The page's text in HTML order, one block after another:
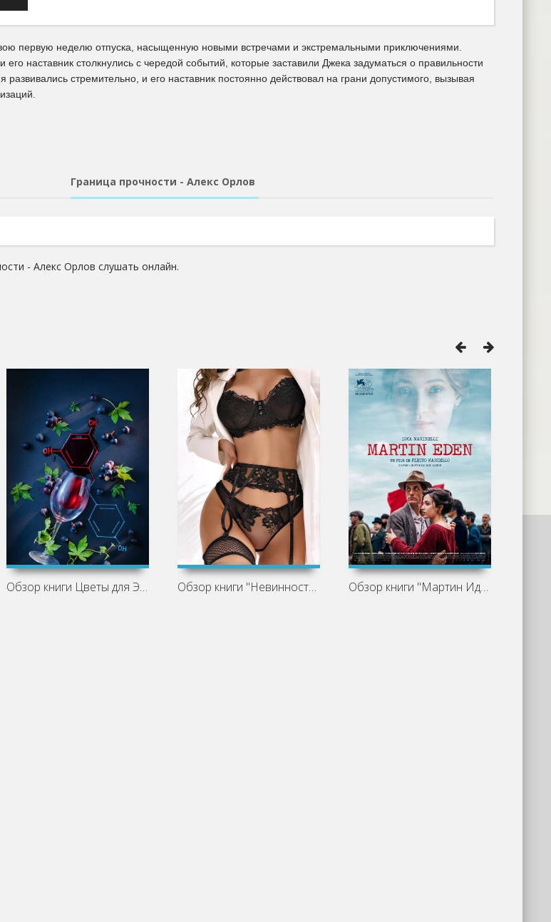
первую неделю отпуска, насыщенную новыми встречами и экстремальными приключениями.
наставник столкнулись с чередой событий, которые заставили Джека задуматься о правильности
развивались стремительно, и его наставник постоянно действовал на грани допустимого, вызывая
Граница прочности - Алекс Орлов
- Алекс Орлов слушать онлайн.
Обзор книги Цветы для Элджернона - Обзор книги "Невинность на спор", Обзор книги "Мартин Иден" Джека Лондона